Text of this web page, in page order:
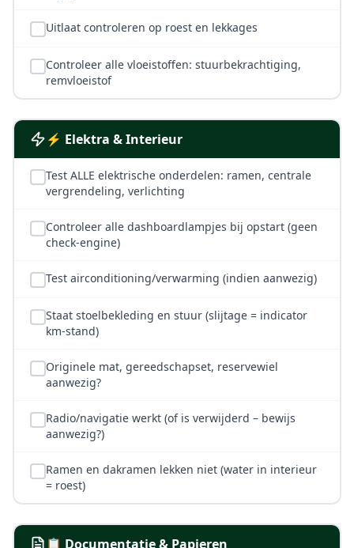
Uitlaat controleren op roest en lekkages
Controleer alle vloeistoffen: stuurbekrachtiging,
remvloeistof
⚡ Elektra & Interieur
Test ALLE elektrische onderdelen: ramen, centrale
vergrendeling, verlichting
Controleer alle dashboardlampjes bij opstart (geen
check-engine)
Test airconditioning/verwarming (indien aanwezig)
Staat stoelbekleding en stuur (slijtage = indicator
km-stand)
Originele mat, gereedschapset, reservewiel
aanwezig?
Radio/navigatie werkt (of is verwijderd – bewijs
aanwezig?)
Ramen en dakramen lekken niet (water in interieur
= roest)
📋 Documentatie & Papieren